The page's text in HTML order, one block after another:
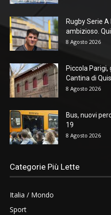
Rugby Serie
ambizioso. Qui
8 Agosto 2026
Piccola
Cantina di
8 Agosto 2026
Bus, nuovi
19
8 Agosto 2026
Categorie Più Lette
Italia / Mondo
Sport